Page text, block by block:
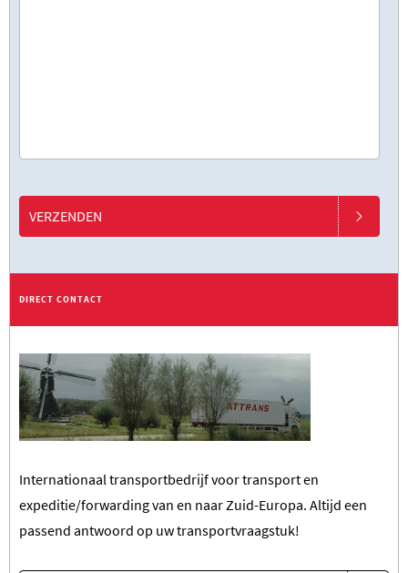
VERZENDEN
DIRECT CONTACT
Internationaal transportbedrijf voor transport en
expeditie/forwarding van en naar Zuid-Europa. Altijd een
passend antwoord op uw transportvraagstuk!